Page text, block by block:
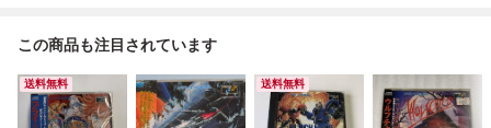
この商品も注目されています
送料無料 送料無料